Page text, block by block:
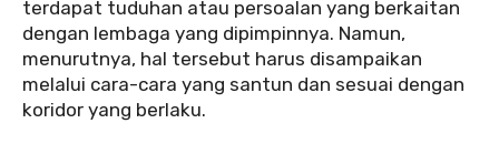
terdapat tuduhan atau persoalan yang berkaitan
dengan lembaga yang dipimpinnya. Namun,
menurutnya, hal tersebut harus disampaikan
melalui cara-cara yang santun dan sesuai dengan
koridor yang berlaku.